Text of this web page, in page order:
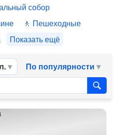
собор
Пешеходные
Показать ещё
По популярности